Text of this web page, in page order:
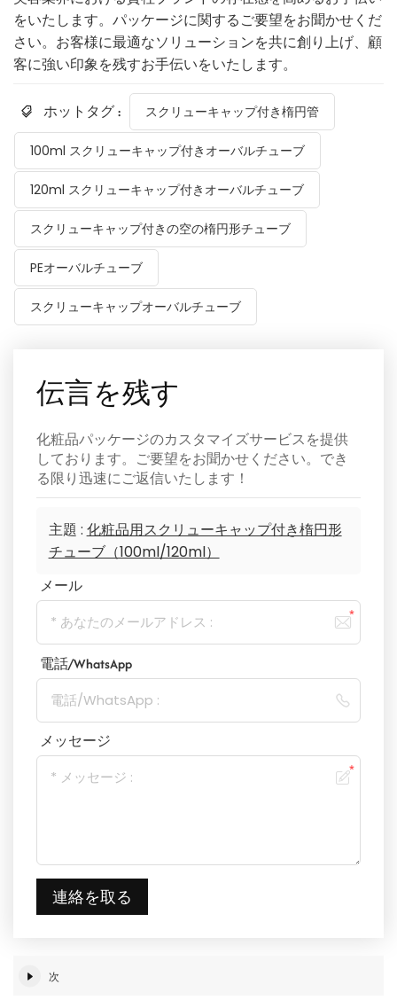
をいたします。パッケージに関するご要望をお聞かせくだ
さい。お客様に最適なソリューションを共に創り上げ、顧
客に強い印象を残すお手伝いをいたします。
ホットタグ : スクリューキャップ付き楕円管
100ml スクリューキャップ付きオーバルチューブ
120ml スクリューキャップ付きオーバルチューブ
スクリューキャップ付きの空の楕円形チューブ
PEオーバルチューブ
スクリューキャップオーバルチューブ
伝言を残す
化粧品パッケージのカスタマイズサービスを提供
しております。ご要望をお聞かせください。でき
る限り迅速にご返信いたします！
主題 : 化粧品用スクリューキャップ付き楕円形
チューブ（100ml/120ml）
メール
電話/WhatsApp
メッセージ
連絡を取る
次